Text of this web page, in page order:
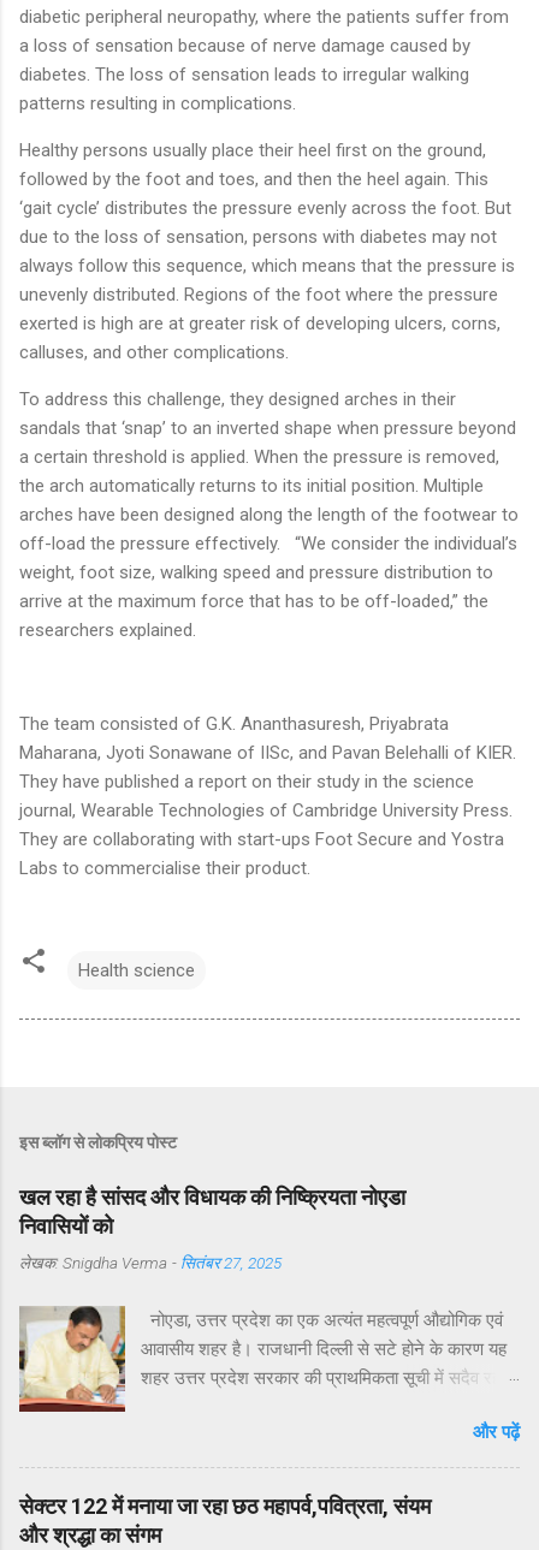
diabetic peripheral neuropathy, where the patients suffer from
a loss of sensation because of nerve damage caused by
diabetes. The loss of sensation leads to irregular walking
patterns resulting in complications.
Healthy persons usually place their heel first on the ground,
followed by the foot and toes, and then the heel again. This
‘gait cycle’ distributes the pressure evenly across the foot. But
due to the loss of sensation, persons with diabetes may not
always follow this sequence, which means that the pressure is
unevenly distributed. Regions of the foot where the pressure
exerted is high are at greater risk of developing ulcers, corns,
calluses, and other complications.
To address this challenge, they designed arches in their
sandals that ‘snap’ to an inverted shape when pressure beyond
a certain threshold is applied. When the pressure is removed,
the arch automatically returns to its initial position. Multiple
arches have been designed along the length of the footwear to
off-load the pressure effectively. “We consider the individual’s
weight, foot size, walking speed and pressure distribution to
arrive at the maximum force that has to be off-loaded,” the
researchers explained.
The team consisted of G.K. Ananthasuresh, Priyabrata
Maharana, Jyoti Sonawane of IISc, and Pavan Belehalli of KIER.
They have published a report on their study in the science
journal, Wearable Technologies of Cambridge University Press.
They are collaborating with start-ups Foot Secure and Yostra
Labs to commercialise their product.
Health science
इस ब्लॉग से लोकप्रिय पोस्ट
खल रहा है सांसद और विधायक की निष्क्रियता नोएडा
निवासियों को
लेखक: Snigdha Verma - सितंबर 27, 2025
नोएडा, उत्तर प्रदेश का एक अत्यंत महत्वपूर्ण औद्योगिक एवं
आवासीय शहर है। राजधानी दिल्ली से सटे होने के कारण यह
शहर उत्तर प्रदेश सरकार की प्राथमिकता सूची में सदैव रहा
विगत वर्षों में नोएडा, ग्रेटर नोएडा और यमुना एक्सप्रेसवे क्षेत्रों
का अभूतपूर्व दौरा किया है।परंतु, यह अत्यंत खेदजनक है कि
स्थानीय सांसद डॉ. महेश शर्मा एवं विधायक श्री पंकज सिंह
नोएडा के विकास में अपेक्षित सक्रियता नहीं दिखा रहे हैं।
और पढ़ें
सेक्टर 122 में मनाया जा रहा छठ महापर्व,पवित्रता, संयम
और श्रद्धा का संगम